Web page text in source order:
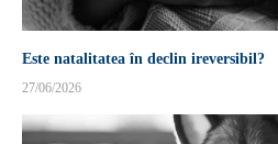
Este natalitatea în declin ireversibil?
27/06/2026